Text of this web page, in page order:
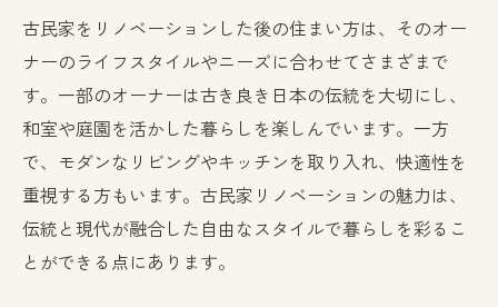
古民家をリノベーションした後の住まい方は、そのオー
ナーのライフスタイルやニーズに合わせてさまざまで
す。一部のオーナーは古き良き日本の伝統を大切にし、
和室や庭園を活かした暮らしを楽しんでいます。一方
で、モダンなリビングやキッチンを取り入れ、快適性を
重視する方もいます。古民家リノベーションの魅力は、
伝統と現代が融合した自由なスタイルで暮らしを彩るこ
とができる点にあります。